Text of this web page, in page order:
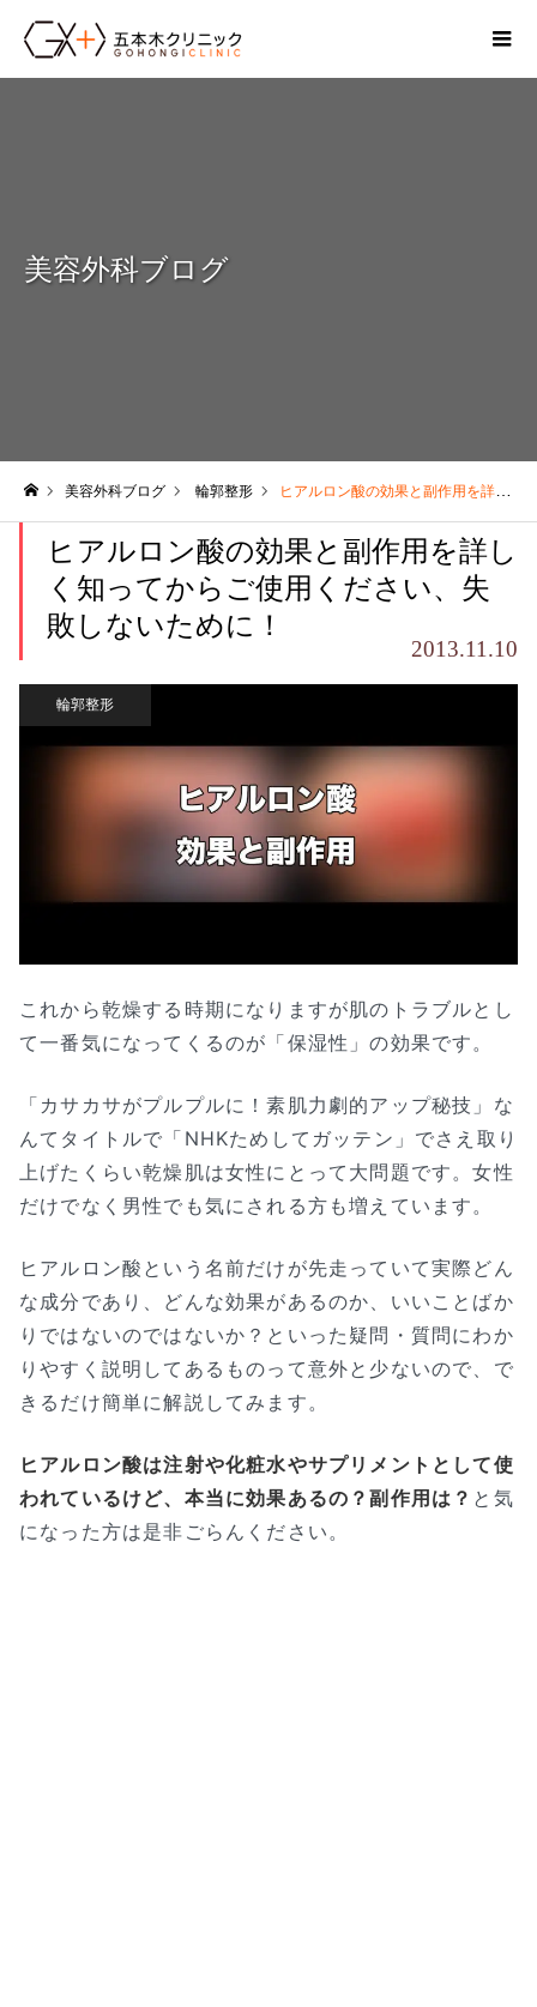
美容外科ブログ
美容外科ブログ 輪郭整形 ヒアルロン酸の効果と副作用を詳しく知ってからご使用ください、失敗しないために！
ヒアルロン酸の効果と副作用を詳し
く知ってからご使用ください、失
敗しないために！
2013.11.10
輪郭整形
これから乾燥する時期になりますが肌のトラブルとし
て一番気になってくるのが「保湿性」の効果です。
「カサカサがプルプルに！素肌力劇的アップ秘技」な
んてタイトルで「NHKためしてガッテン」でさえ取り
上げたくらい乾燥肌は女性にとって大問題です。女性
だけでなく男性でも気にされる方も増えています。
ヒアルロン酸という名前だけが先走っていて実際どん
な成分であり、どんな効果があるのか、いいことばか
りではないのではないか？といった疑問・質問にわか
りやすく説明してあるものって意外と少ないので、で
きるだけ簡単に解説してみます。
ヒアルロン酸は注射や化粧水やサプリメントとして使
われているけど、本当に効果あるの？副作用は？ と気
になった方は是非ごらんください。